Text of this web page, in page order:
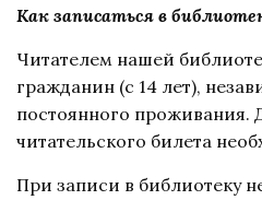
Как записаться в
Читателем нашей
гражданин (с 14 лет),
постоянного проживания.
читательского билета
При записи в библиотеку